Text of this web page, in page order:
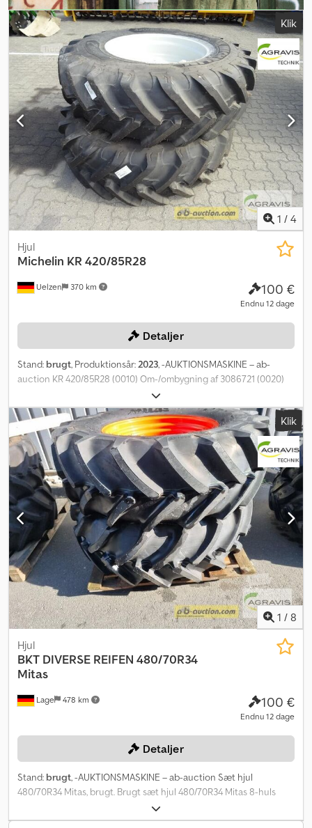
Vælg forhandlerpakke Klik
1 / 4
Uelzen 370 km
Hjul
Michelin KR 420/85R28
100 €
Endnu 12 dage
Detaljer
Stand: brugt, Produktionsår:2023, -AUKTIONSMASKINE – ab-
auction KR 420/85R28 (0010) Om-/ombygning af 3086721 (0020)
Hjul 420/85R28 Du kan byde på denne maskine online. Credpfx
Aswv Iq Nsk Eof Startprisen er 100,00 EUR ekskl. moms. Registrer
dig gratis og deltag i auktionen. Klik her for at gå til auktionen: ----
- ----- Spændende onlineauktion! Start med at byde NU! ab-
auction
Klik
1 / 8
Lage 478 km
Hjul
BKT DIVERSE REIFEN 480/70R34
Mitas
100 €
Endnu 12 dage
Detaljer
Stand: brugt, -AUKTIONSMASKINE – ab-auction Sæt hjul
480/70R34 Mitas, brugt. Brugt sæt hjul 480/70R34 Mitas 8-huls
justerbar fælg Navdiameter 150 mm Boltcirkel 205 mm
Bolthulsdiameter 20 mm Indpresningsdybde 170 mm Du kan byde